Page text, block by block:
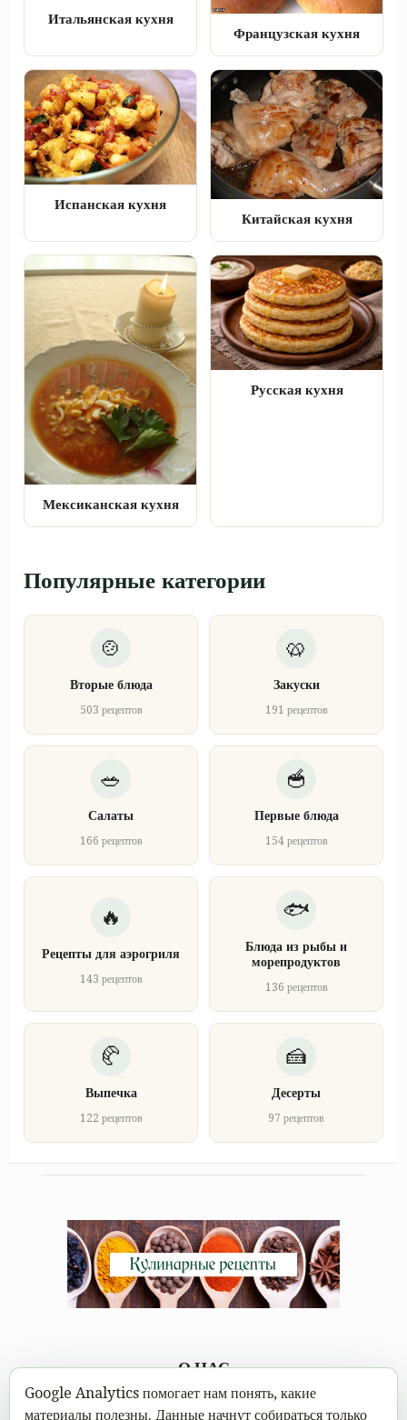
Итальянская кухня
Французская кухня
Испанская кухня
Китайская кухня
Мексиканская кухня
Русская кухня
Популярные категории
Вторые блюда
503 рецептов
Закуски
191 рецептов
Салаты
166 рецептов
Первые блюда
154 рецептов
Рецепты для аэрогриля
143 рецептов
Блюда из рыбы и
морепродуктов
136 рецептов
Выпечка
122 рецептов
Десерты
97 рецептов
О НАС
Каждому под силу научиться вкусно готовить, а в
Google Analytics помогает нам понять, какие
материалы полезны. Данные начнут собираться только